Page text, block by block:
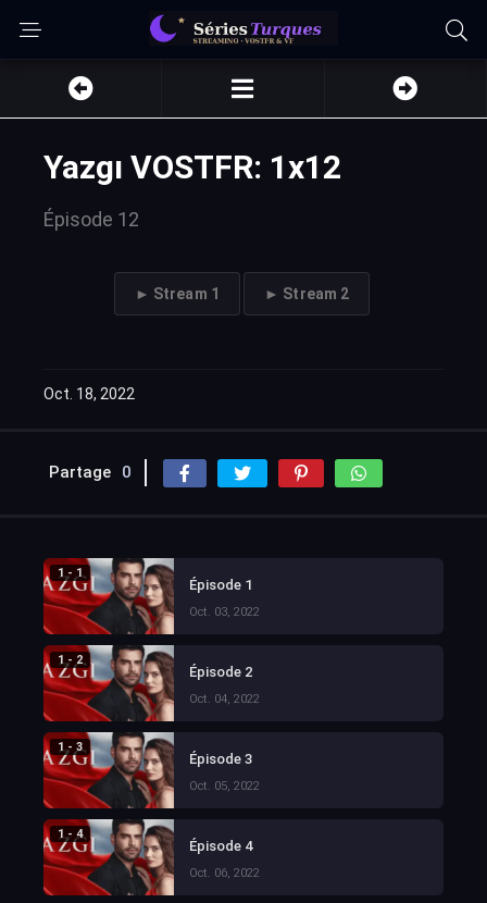
Yazgı VOSTFR: 1x12
Épisode 12
► Stream 1 ► Stream 2
Oct. 18, 2022
Partage 0
1 - 1
Épisode 1
Oct. 03, 2022
1 - 2
Épisode 2
Oct. 04, 2022
1 - 3
Épisode 3
Oct. 05, 2022
1 - 4
Épisode 4
Oct. 06, 2022